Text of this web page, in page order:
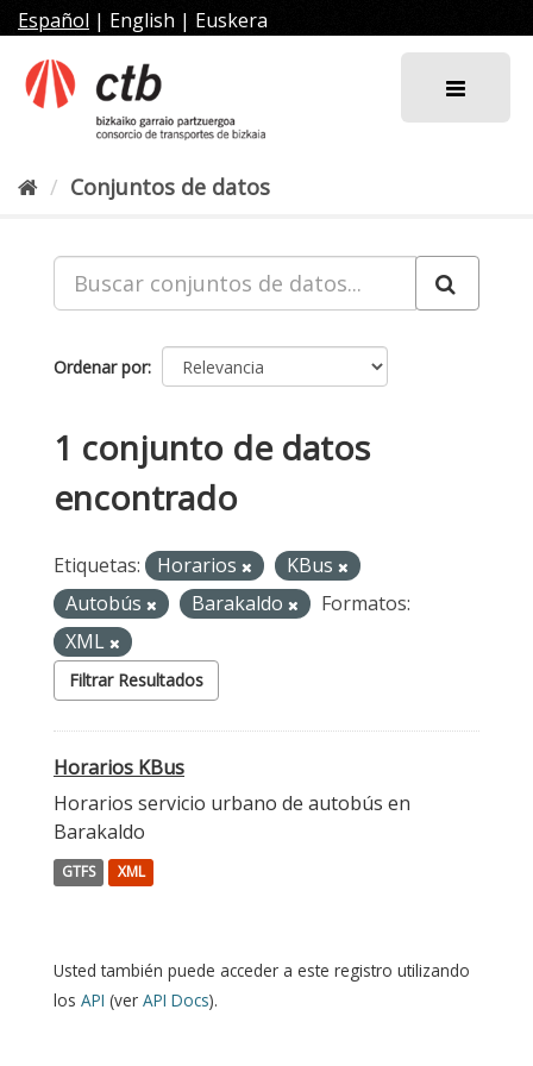
al
contenido
Español | English | Euskera
Conjuntos de datos
Ordenar por
1 conjunto de datos
encontrado
Etiquetas: Horarios
KBus
Autobús
Barakaldo
Formatos:
XML
Filtrar Resultados
Horarios KBus
Horarios servicio urbano de autobús en
Barakaldo
GTFS XML
Usted también puede acceder a este registro utilizando
los API (ver API Docs).